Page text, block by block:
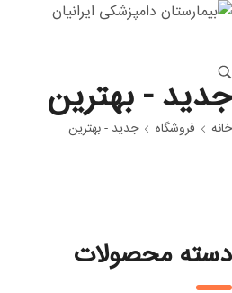
جدید - بهترین
خانه فروشگاه جدید - بهترین
دسته محصولات